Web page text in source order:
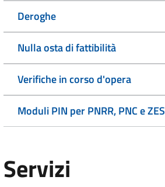
Deroghe
Nulla osta di fattibilità
Verifiche in corso d'opera
Moduli PIN per PNRR, PNC e ZES
Servizi